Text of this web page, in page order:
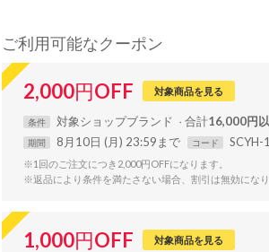
ご利用可能なクーポン
2,000円OFF 対象商品を見る
条件 対象ショップブランド 合計16,000円
期間 8月10日 (月) 23:59まで コード
※1回のご注文につき2,000円OFFになります。
※返品により条件を満たさない場合、割引は無効にな
1,000円OFF 対象商品を見る